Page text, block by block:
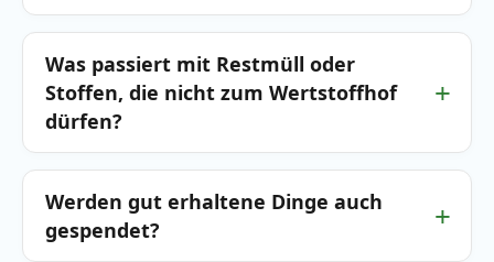
Was passiert mit Restmüll oder
Stoffen, die nicht zum Wertstoffhof
dürfen?
Werden gut erhaltene Dinge auch
gespendet?